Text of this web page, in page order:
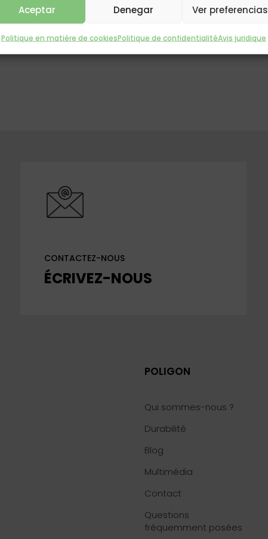
Aceptar Denegar Ver preferencias
Politique en matière de cookiesPolitique de confidentialitéAvis juridique
CONTACTEZ-NOUS
ÉCRIVEZ-NOUS
POLIGON
Qui sommes-nous ?
Durabilité
Blog
Multimédia
Contact
Questions
fréquemment posées